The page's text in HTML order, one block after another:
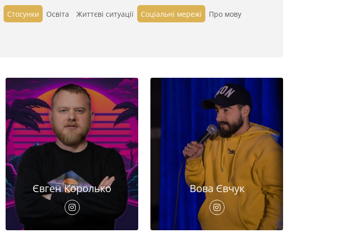
Стосунки Освіта Життєві ситуації Cоціальні мережі Про мову
Євген Королько Вова Євчук